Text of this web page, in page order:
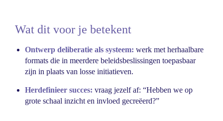
Wat dit voor je betekent
Ontwerp deliberatie als systeem: werk met herhaalbare
formats die in meerdere beleidsbeslissingen toepasbaar
zijn in plaats van losse initiatieven.
Herdefinieer succes: vraag jezelf af: “Hebben we op
grote schaal inzicht en invloed gecreëerd?”